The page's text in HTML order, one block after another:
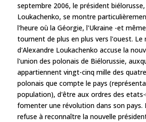
septembre 2006, le président
Loukachenko, se montre
l'heure où la Géorgie, l'Ukraine -et
tournent de plus en plus vers l'ouest. Le
d'Alexandre Loukachenko accuse la
l'union des polonais de Biélorussie,
appartiennent vingt-cinq mille des
polonais que compte le pays
population), d'être aux ordres des
fomenter une révolution dans son pays.
refuse à reconnaître la nouvelle